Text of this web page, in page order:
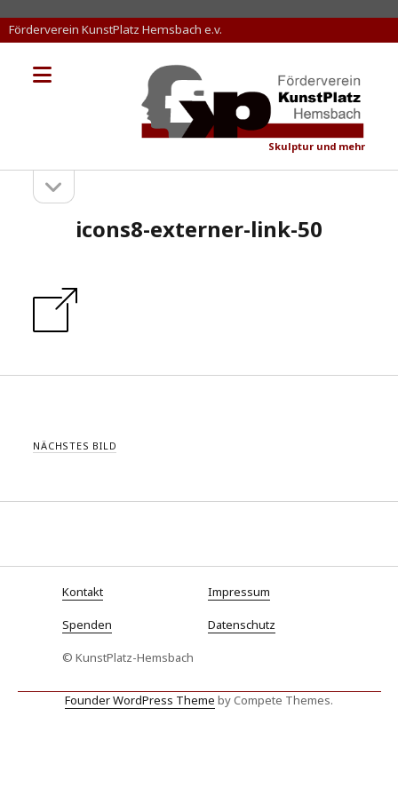
Förderverein KunstPlatz Hemsbach e.v.
Skulptur und mehr
Menü
Sidebaröffnen
icons8-externer-link-50
NÄCHSTES BILD
Kontakt Impressum
Spenden Datenschutz
© KunstPlatz-Hemsbach
Founder WordPress Theme by Compete Themes.